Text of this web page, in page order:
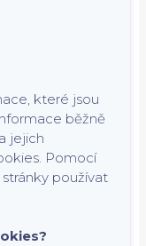
které jsou
běžně
jejich
Pomocí
používat